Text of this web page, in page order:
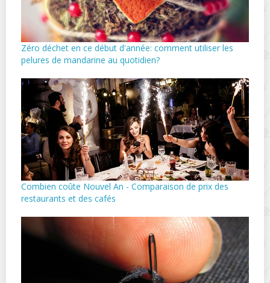
Zéro déchet en ce début d'année: comment utiliser les
pelures de mandarine au quotidien?
Combien coûte Nouvel An - Comparaison de prix des
restaurants et des cafés